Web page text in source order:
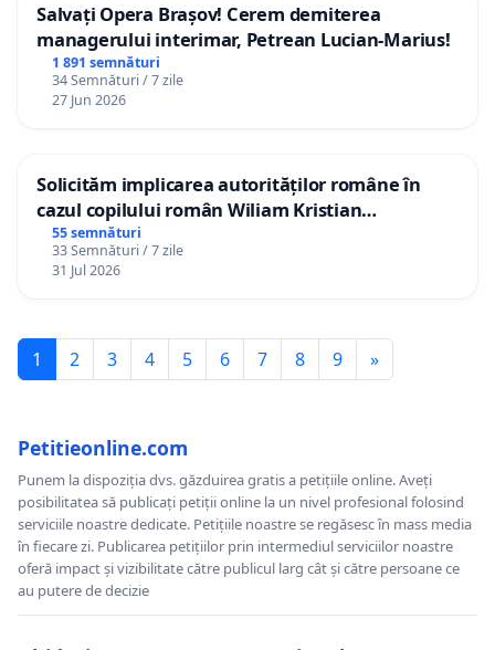
Salvați Opera Brașov! Cerem demiterea
managerului interimar, Petrean Lucian-Marius!
1 891 semnături
34 Semnături / 7 zile
27 Jun 2026
Solicităm implicarea autorităților române în
cazul copilului român Wiliam Kristian
Gheorghe, aflat în plasament în Danemarca de
12 ani
55 semnături
33 Semnături / 7 zile
31 Jul 2026
1 2 3 4 5 6 7 8 9 »
Petitieonline.com
Punem la dispoziția dvs. găzduirea gratis a petițiile online. Aveți
posibilitatea să publicați petiții online la un nivel profesional folosind
serviciile noastre dedicate. Petițiile noastre se regăsesc în mass media
în fiecare zi. Publicarea petițiilor prin intermediul serviciilor noastre
oferă impact și vizibilitate către publicul larg cât și către persoane ce
au putere de decizie